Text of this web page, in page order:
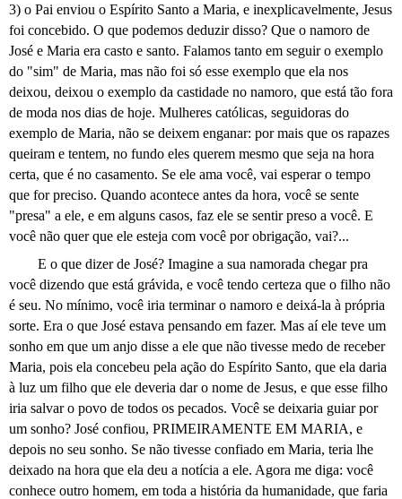
3) o Pai enviou o Espírito Santo a Maria, e inexplicavelmente, Jesus
foi concebido. O que podemos deduzir disso? Que o namoro de
José e Maria era casto e santo. Falamos tanto em seguir o exemplo
do "sim" de Maria, mas não foi só esse exemplo que ela nos
deixou, deixou o exemplo da castidade no namoro, que está tão fora
de moda nos dias de hoje. Mulheres católicas, seguidoras do
exemplo de Maria, não se deixem enganar: por mais que os rapazes
queiram e tentem, no fundo eles querem mesmo que seja na hora
certa, que é no casamento. Se ele ama você, vai esperar o tempo
que for preciso. Quando acontece antes da hora, você se sente
"presa" a ele, e em alguns casos, faz ele se sentir preso a você. E
você não quer que ele esteja com você por obrigação, vai?...
E o que dizer de José? Imagine a sua namorada chegar pra
você dizendo que está grávida, e você tendo certeza que o filho não
é seu. No mínimo, você iria terminar o namoro e deixá-la à própria
sorte. Era o que José estava pensando em fazer. Mas aí ele teve um
sonho em que um anjo disse a ele que não tivesse medo de receber
Maria, pois ela concebeu pela ação do Espírito Santo, que ela daria
à luz um filho que ele deveria dar o nome de Jesus, e que esse filho
iria salvar o povo de todos os pecados. Você se deixaria guiar por
um sonho? José confiou, PRIMEIRAMENTE EM MARIA, e
depois no seu sonho. Se não tivesse confiado em Maria, teria lhe
deixado na hora que ela deu a notícia a ele. Agora me diga: você
conhece outro homem, em toda a história da humanidade, que faria